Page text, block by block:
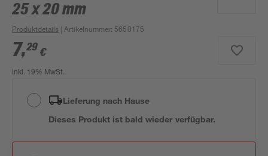
25 x 20 mm
Produktdetails | Artikelnummer: 5650175
7,29 €
inkl. 19% MwSt.
Lieferung nach Hause
Dieses Produkt ist bald wieder verfügbar.